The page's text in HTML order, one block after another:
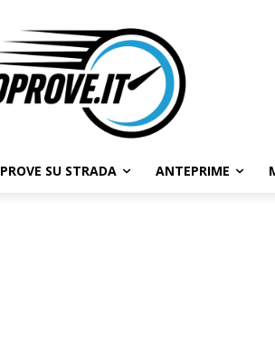
PROVE SU STRADA ANTEPRIME